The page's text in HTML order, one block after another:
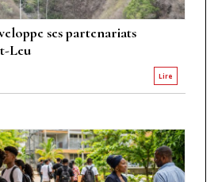
ses partenariats
Leu
Lire